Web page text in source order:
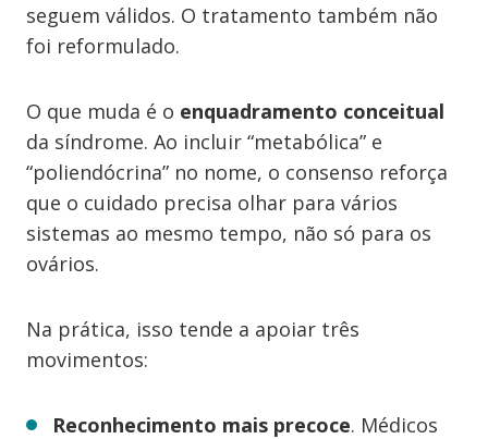
seguem válidos. O tratamento também não
foi reformulado.
O que muda é o enquadramento conceitual
da síndrome. Ao incluir “metabólica” e
“poliendócrina” no nome, o consenso reforça
que o cuidado precisa olhar para vários
sistemas ao mesmo tempo, não só para os
ovários.
Na prática, isso tende a apoiar três
movimentos:
Reconhecimento mais precoce. Médicos